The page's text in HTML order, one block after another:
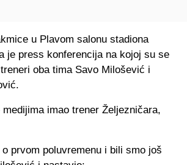
u Plavom salonu stadiona
je press konferencija na kojoj su se
oba tima Savo Milošević i
imao trener Željezničara,
prvom poluvremenu i bili smo još